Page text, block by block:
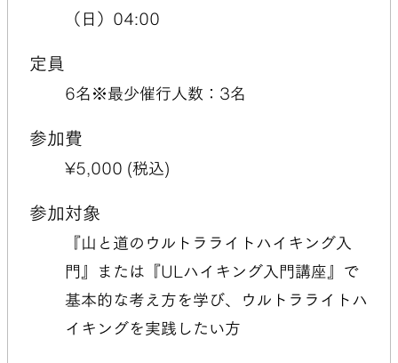
（日）04:00
定員
6名 ※最少催行人数：3名
参加費
¥5,000 (税込)
参加対象
『山と道のウルトラライトハイキング入
門』または『ULハイキング入門講座』で
基本的な考え方を学び、ウルトラライトハ
イキングを実践したい方